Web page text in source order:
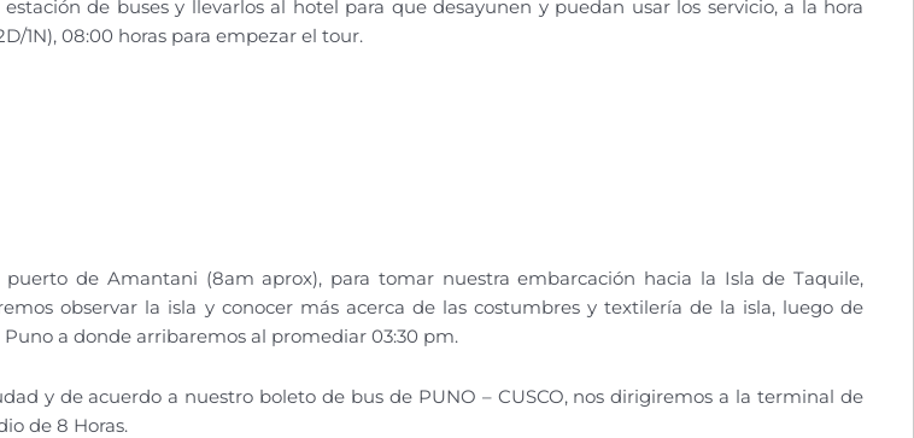
de buses y llevarlos al hotel para que desayunen y puedan usar los servicio, a la hora
1N), 08:00 horas para empezar el tour.
de Amantani (8am aprox), para tomar nuestra embarcación hacia la Isla de Taquile,
observar la isla y conocer más acerca de las costumbres y textilería de la isla, luego de
a donde arribaremos al promediar 03:30 pm.
y de acuerdo a nuestro boleto de bus de PUNO – CUSCO, nos dirigiremos a la terminal de
de 8 Horas.